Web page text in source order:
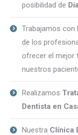
posibilidad de
Trabajamos con
de los
ofrecer el mejor
nuestros
Realizamos
Dentista en
Nuestra Clínica